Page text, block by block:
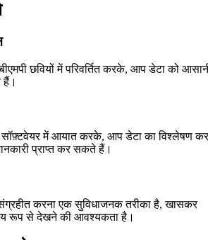
छवियों में परिवर्तित करके, आप डेटा को
सॉफ़्टवेयर में आयात करके, आप डेटा का विश्लेषण कर
प्राप्त कर सकते हैं।
संग्रहीत करना एक सुविधाजनक तरीका है, खासकर
रूप से देखने की आवश्यकता है।